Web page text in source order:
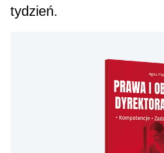
tydzień.